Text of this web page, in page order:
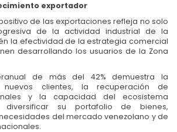
exportador
de las exportaciones refleja no solo
de la actividad industrial de la
la efectividad de la estrategia comercial
desarrollando los usuarios de la Zona
de más del 42% demuestra la
nuevos clientes, la recuperación de
y la capacidad del ecosistema
diversificar su portafolio de bienes,
del mercado venezolano y de